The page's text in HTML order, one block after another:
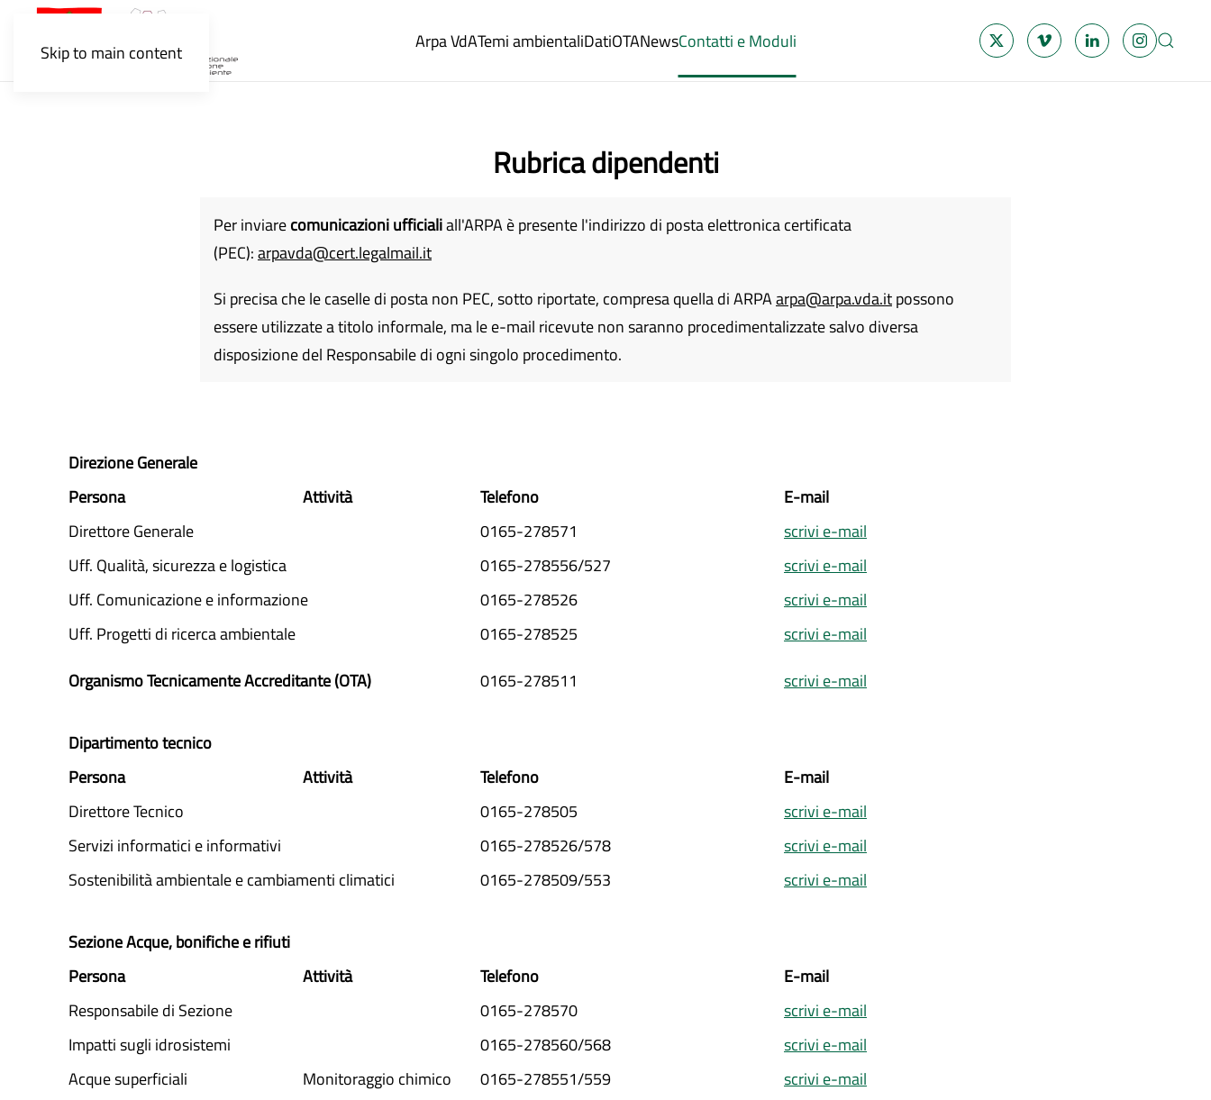
Skip to main content Arpa VdATemi ambientaliDatiOTANewsContatti e Moduli
Rubrica dipendenti
Per inviarecomunicazioni ufficialiall'ARPA è presente l'indirizzo di posta elettronica certificata
(PEC):arpavda@cert.legalmail.it
Si precisa che le caselle di posta non PEC, sotto riportate, compresa quella di ARPAarpa@arpa.vda.itpossono
essere utilizzate a titolo informale, ma le e-mail ricevute non saranno procedimentalizzate salvo diversa
disposizione del Responsabile di ogni singolo procedimento.
Direzione Generale
Persona
Attività Telefono
E-mail
Direttore Generale
0165-278571
scrivi e-mail
Uff. Qualità, sicurezza e logistica
0165-278556/527
scrivi e-mail
Uff. Comunicazione e informazione
0165-278526
scrivi e-mail
Uff. Progetti di ricerca ambientale
0165-278525
scrivi e-mail
Organismo Tecnicamente Accreditante (OTA)
0165-278511 scrivi e-mail
Dipartimento tecnico
Persona
Attività Telefono
E-mail
Direttore Tecnico
0165-278505
scrivi e-mail
Servizi informatici e informativi
0165-278526/578
scrivi e-mail
Sostenibilità ambientale e cambiamenti climatici
0165-278509/553 scrivi e-mail
Sezione Acque, bonifiche e rifiuti
Persona
Attività Telefono
E-mail
Responsabile di Sezione
0165-278570
scrivi e-mail
Impatti sugli idrosistemi
0165-278560/568
scrivi e-mail
Acque superficiali
Monitoraggio chimico 0165-278551/559
scrivi e-mail